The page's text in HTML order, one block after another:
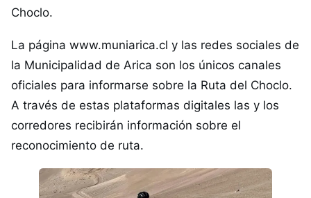
Choclo.
La página www.muniarica.cl y las redes sociales de
la Municipalidad de Arica son los únicos canales
oficiales para informarse sobre la Ruta del Choclo.
A través de estas plataformas digitales las y los
corredores recibirán información sobre el
reconocimiento de ruta.